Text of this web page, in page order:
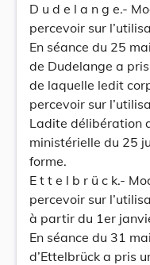
D u d e l a n g e.-
percevoir sur
En séance du 25
de Dudelange a
de laquelle ledit
percevoir sur
Ladite délibération
ministérielle du 25
forme.
E t t e l b r ü c k.-
percevoir sur
à partir du 1er
En séance du 31
d’Ettelbrück a pris